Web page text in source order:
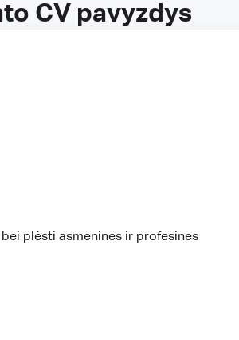
CV pavyzdys
plėsti asmenines ir profesines